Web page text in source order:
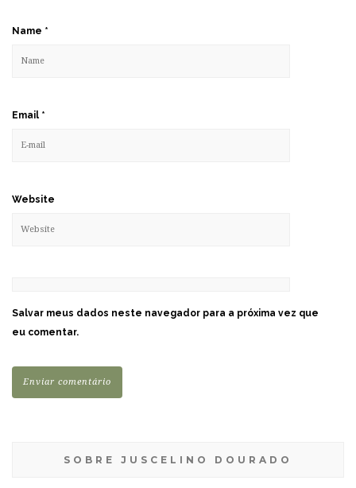
Name *
Email *
Website
Salvar meus dados neste navegador para a próxima vez que
eu comentar.
SOBRE JUSCELINO DOURADO